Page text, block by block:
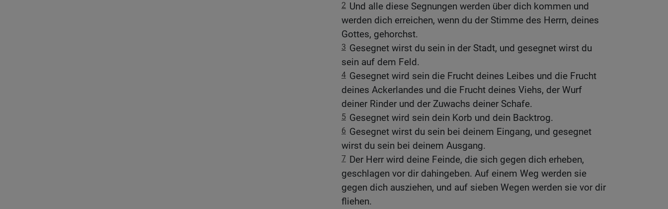
2 Und alle diese Segnungen werden über dich kommen und
werden dich erreichen, wenn du der Stimme des Herrn, deines
Gottes, gehorchst.
3 Gesegnet wirst du sein in der Stadt, und gesegnet wirst du
sein auf dem Feld.
4 Gesegnet wird sein die Frucht deines Leibes und die Frucht
deines Ackerlandes und die Frucht deines Viehs, der Wurf
deiner Rinder und der Zuwachs deiner Schafe.
5 Gesegnet wird sein dein Korb und dein Backtrog.
6 Gesegnet wirst du sein bei deinem Eingang, und gesegnet
wirst du sein bei deinem Ausgang.
7 Der Herr wird deine Feinde, die sich gegen dich erheben,
geschlagen vor dir dahingeben. Auf einem Weg werden sie
gegen dich ausziehen, und auf sieben Wegen werden sie vor dir
fliehen.